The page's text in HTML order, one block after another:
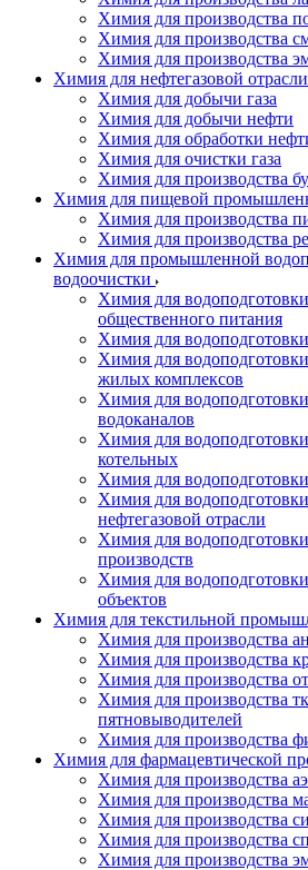
Химия для производства
Химия для производства
Химия для производства
Химия для нефтегазовой отрасли
Химия для добычи газа
Химия для добычи нефти
Химия для обработки
Химия для очистки газа
Химия для производства
Химия для пищевой
Химия для производства
Химия для производства
Химия для промышленной
водоочистки
Химия для
общественного питания
Химия для
Химия для
жилых комплексов
Химия для
водоканалов
Химия для
котельных
Химия для
Химия для
нефтегазовой отрасли
Химия для
производств
Химия для
объектов
Химия для текстильной
Химия для производства
Химия для производства
Химия для производства
Химия для производства
пятновыводителей
Химия для производства
Химия для фармацевтической
Химия для производства
Химия для производства
Химия для производства
Химия для производства
Химия для производства